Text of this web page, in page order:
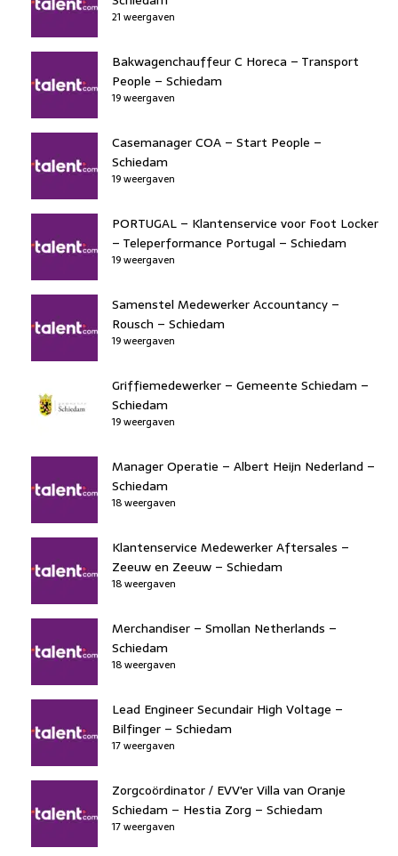
21 weergaven
Bakwagenchauffeur C Horeca – Transport
People – Schiedam
19 weergaven
Casemanager COA – Start People –
Schiedam
19 weergaven
PORTUGAL – Klantenservice voor Foot Locker
– Teleperformance Portugal – Schiedam
19 weergaven
Samenstel Medewerker Accountancy –
Rousch – Schiedam
19 weergaven
Griffiemedewerker – Gemeente Schiedam –
Schiedam
19 weergaven
Manager Operatie – Albert Heijn Nederland –
Schiedam
18 weergaven
Klantenservice Medewerker Aftersales –
Zeeuw en Zeeuw – Schiedam
18 weergaven
Merchandiser – Smollan Netherlands –
Schiedam
18 weergaven
Lead Engineer Secundair High Voltage –
Bilfinger – Schiedam
17 weergaven
Zorgcoördinator / EVV'er Villa van Oranje
Schiedam – Hestia Zorg – Schiedam
17 weergaven